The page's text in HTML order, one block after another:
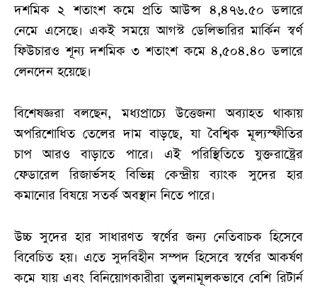
দশমিক ২ শতাংশ কমে প্রতি আউন্স ৪,৪৭৬.৫০ ডলারে
নেমে এসেছে। একই সময়ে আগস্ট ডেলিভারির মার্কিন স্বর্ণ
ফিউচারও শূন্য দশমিক ৩ শতাংশ কমে ৪,৫০৪.৪০ ডলারে
লেনদেন হয়েছে।
বিশেষজ্ঞরা বলছেন, মধ্যপ্রাচ্যে উত্তেজনা অব্যাহত থাকায়
অপরিশোধিত তেলের দাম বাড়ছে, যা বৈশ্বিক মূল্যস্ফীতির
চাপ আরও বাড়াতে পারে। এই পরিস্থিতিতে যুক্তরাষ্ট্রের
ফেডারেল রিজার্ভসহ বিভিন্ন কেন্দ্রীয় ব্যাংক সুদের হার
কমানোর বিষয়ে সতর্ক অবস্থান নিতে পারে।
উচ্চ সুদের হার সাধারণত স্বর্ণের জন্য নেতিবাচক হিসেবে
বিবেচিত হয়। এতে সুদবিহীন সম্পদ হিসেবে স্বর্ণের আকর্ষণ
কমে যায় এবং বিনিয়োগকারীরা তুলনামূলকভাবে বেশি রিটার্ন